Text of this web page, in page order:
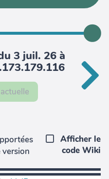
3 juil. 26 à
version
Afficher le
code Wiki